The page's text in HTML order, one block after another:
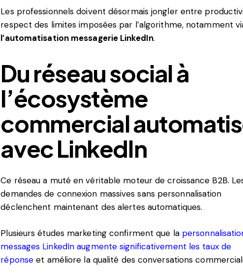
Les professionnels doivent désormais jongler entre
respect des limites imposées par l’algorithme, notamment
l’automatisation messagerie LinkedIn.
Du réseau social à
l’écosystème
commercial
avec LinkedIn
Ce réseau a muté en véritable moteur de croissance B2B.
demandes de connexion massives sans personnalisation
déclenchent maintenant des alertes automatiques.
Plusieursétudes marketingconfirmentque la
messages LinkedInaugmentesignificativement les taux de
réponseet améliore la qualité des conversations